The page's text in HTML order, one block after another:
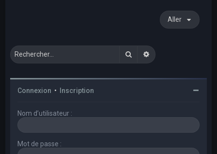
Aller
RechercherRecherche avancée
Connexion • Inscription
Nom d’utilisateur :
Mot de passe :